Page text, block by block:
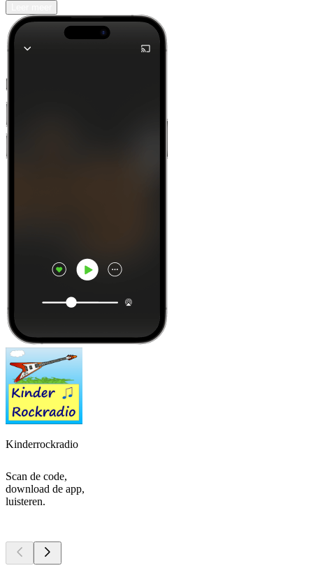
Kinderrockradio
Scan de code,
download de app,
luisteren.